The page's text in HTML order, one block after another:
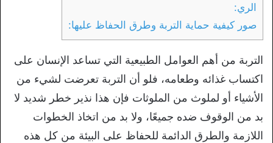
الري:
صور كيفية حماية التربة وطرق الحفاظ عليها:
التربة من أهم العوامل الطبيعية التي تساعد الإنسان على
اكتساب غذائه وطعامه، فلو أن التربة تعرضت لشيء من
الأشياء أو لملوث من الملوثات فإن هذا نذير خطر شديد لا
بد من الوقوف ضده جميعًا، ولا بد من اتخاذ الخطوات
اللازمة والطرق الدائمة للحفاظ على البيئة من كل هذه